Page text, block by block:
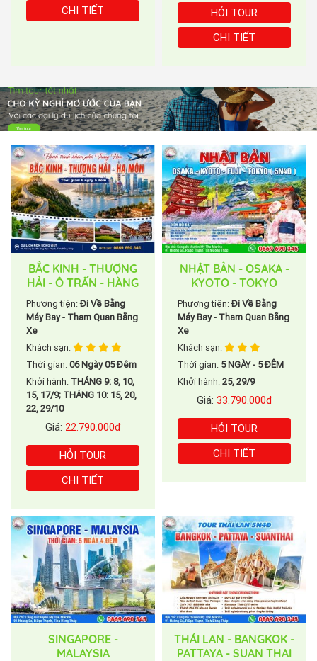
CHI TIẾT
HỎI TOUR
CHI TIẾT
BẮC KINH - THƯỢNG
HẢI - Ô TRẤN - HÀNG
CHÂU - HẠ MÔN
Phương tiện:Đi Về Bằng
Máy Bay - Tham Quan Bằng
Xe
Khách sạn:
Thời gian: 06 Ngày 05 Đêm
Khởi hành: THÁNG 9: 8, 10,
15, 17/9; THÁNG 10: 15, 20,
22, 29/10
Giá: 22.790.000đ
HỎI TOUR
CHI TIẾT
NHẬT BẢN - OSAKA -
KYOTO - TOKYO
Phương tiện:Đi Về Bằng
Máy Bay - Tham Quan Bằng
Xe
Khách sạn:
Thời gian: 5 NGÀY - 5 ĐÊM
Khởi hành: 25, 29/9
Giá: 33.790.000đ
HỎI TOUR
CHI TIẾT
SINGAPORE -
MALAYSIA
THÁI LAN - BANGKOK -
PATTAYA - SUAN THAI